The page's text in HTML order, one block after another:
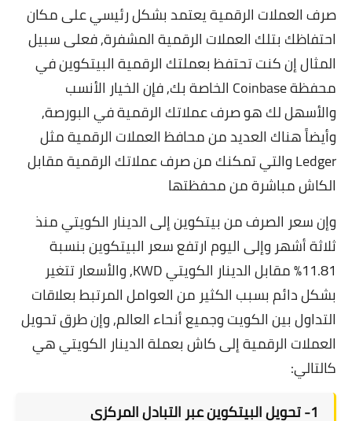
صرف العملات الرقمية يعتمد بشكل رئيسي على مكان
احتفاظك بتلك العملات الرقمية المشفرة, فعلى سبيل
المثال إن كنت تحتفظ بعملتك الرقمية البيتكوين في
محفظة Coinbase الخاصة بك, فإن الخيار الأنسب
والأسهل لك هو صرف عملاتك الرقمية في البورصة,
وأيضاً هناك العديد من محافظ العملات الرقمية مثل
Ledger والتي تمكنك من صرف عملاتك الرقمية مقابل
الكاش مباشرة من محفظتها
وإن سعر الصرف من بيتكوين إلى الدينار الكويتي منذ
ثلاثة أشهر وإلى اليوم ارتفع سعر البيتكوين بنسبة
11.81% مقابل الدينار الكويتي KWD, والأسعار تتغير
بشكل دائم بسبب الكثير من العوامل المرتبط بعلاقات
التداول بين الكويت وجميع أنحاء العالم, وإن طرق تحويل
العملات الرقمية إلى كاش بعملة الدينار الكويتي هي
كالتالي:
1- تحويل البيتكوين عبر التبادل المركزي